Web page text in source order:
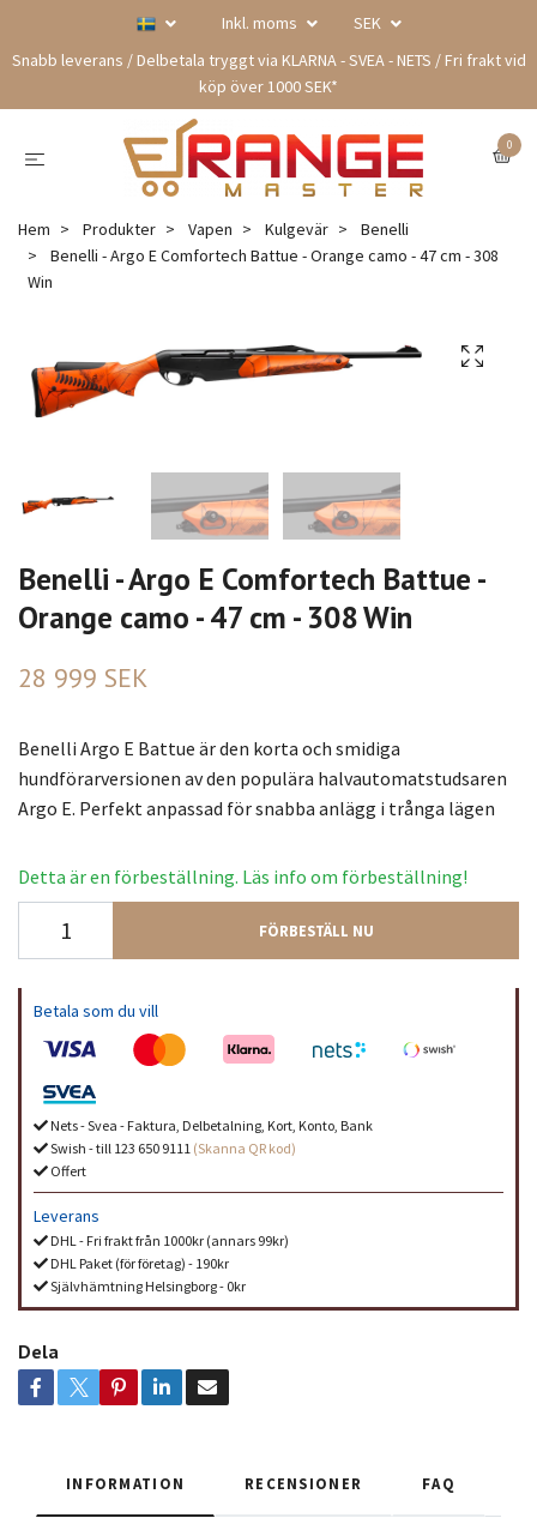
Inkl. moms
SEK
Snabb leverans / Delbetala tryggt via KLARNA - SVEA - NETS / Fri frakt vid
köp över 1000 SEK*
0
Hem Produkter Vapen Kulgevär
Benelli
Benelli - Argo E Comfortech Battue - Orange camo - 47 cm - 308
Win
Benelli - Argo E Comfortech Battue -
Orange camo - 47 cm - 308 Win
28 999 SEK
Benelli Argo E Battue är den korta och smidiga
hundförarversionen av den populära halvautomatstudsaren
Argo E. Perfekt anpassad för snabba anlägg i trånga lägen
Detta är en förbeställning. Läs info om förbeställning!
FÖRBESTÄLL NU
Betala som du vill
Nets - Svea - Faktura, Delbetalning, Kort, Konto, Bank
Swish - till 123 650 9111 (Skanna QR kod)
Offert
Leverans
DHL - Fri frakt från 1000kr (annars 99kr)
DHL Paket (för företag) - 190kr
Självhämtning Helsingborg - 0kr
Dela
INFORMATION RECENSIONER FAQ